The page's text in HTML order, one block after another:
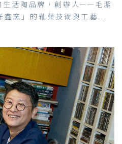
生活陶品牌，創辦人——毛潔
鑫窯」的釉藥技術與工藝...